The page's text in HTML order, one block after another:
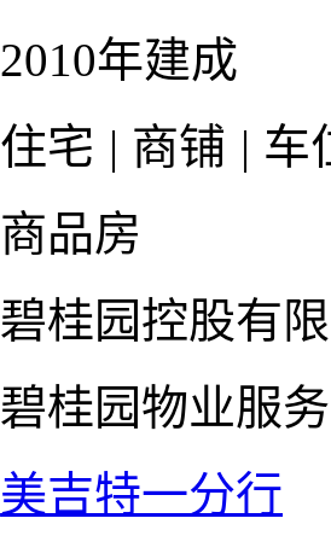
2010年建成
住宅 | 商铺 | 车
商品房
碧桂园控股有
碧桂园物业服
美吉特一分行